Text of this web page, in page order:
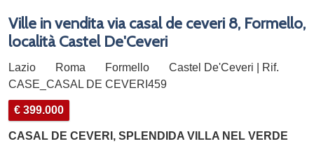
Ville in vendita via casal de ceveri 8, Formello,
località Castel De'Ceveri
Lazio Roma Formello
Castel De'Ceveri | Rif.
CASE_CASAL DE CEVERI459
€ 399.000
CASAL DE CEVERI, SPLENDIDA VILLA NEL VERDE